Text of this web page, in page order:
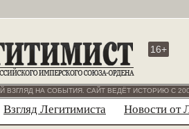
16+
ВЗГЛЯД НА СОБЫТИЯ. САЙТ ВЕДЁТ ИСТОРИЮ С
Взгляд Легитимиста Новости от